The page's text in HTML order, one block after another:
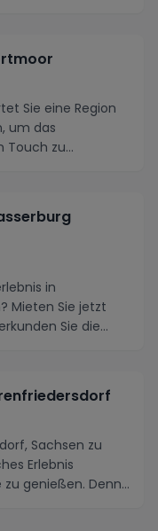
Sie eine Region
um das
Touch zu
in
Mieten Sie jetzt
Sie die
Sachsen zu
Erlebnis
genießen. Denn